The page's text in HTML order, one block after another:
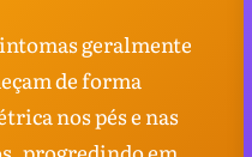
geralmente
de forma
nos pés e nas